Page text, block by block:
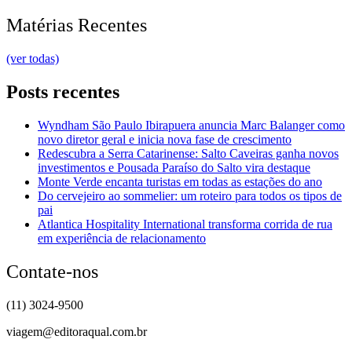
Matérias Recentes
(ver todas)
Posts recentes
Wyndham São Paulo Ibirapuera anuncia Marc Balanger como
novo diretor geral e inicia nova fase de crescimento
Redescubra a Serra Catarinense: Salto Caveiras ganha novos
investimentos e Pousada Paraíso do Salto vira destaque
Monte Verde encanta turistas em todas as estações do ano
Do cervejeiro ao sommelier: um roteiro para todos os tipos de
pai
Atlantica Hospitality International transforma corrida de rua
em experiência de relacionamento
Contate-nos
(11) 3024-9500
viagem@editoraqual.com.br